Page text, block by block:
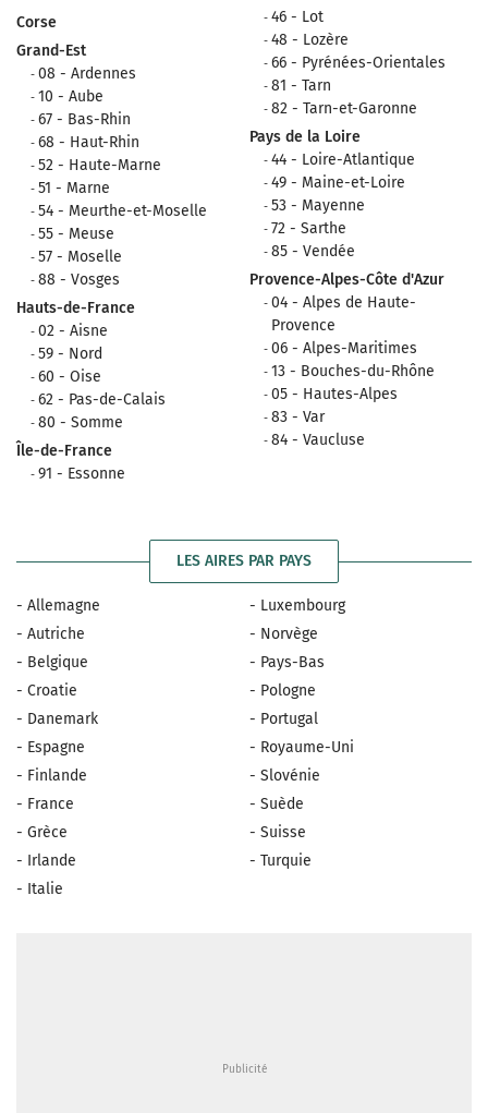
Corse
Grand-Est
08 - Ardennes
10 - Aube
67 - Bas-Rhin
68 - Haut-Rhin
52 - Haute-Marne
51 - Marne
54 - Meurthe-et-Moselle
55 - Meuse
57 - Moselle
88 - Vosges
Hauts-de-France
02 - Aisne
59 - Nord
60 - Oise
62 - Pas-de-Calais
80 - Somme
Île-de-France
91 - Essonne
46 - Lot
48 - Lozère
66 - Pyrénées-Orientales
81 - Tarn
82 - Tarn-et-Garonne
Pays de la Loire
44 - Loire-Atlantique
49 - Maine-et-Loire
53 - Mayenne
72 - Sarthe
85 - Vendée
Provence-Alpes-Côte d'Azur
04 - Alpes de Haute-
Provence
06 - Alpes-Maritimes
13 - Bouches-du-Rhône
05 - Hautes-Alpes
83 - Var
84 - Vaucluse
LES AIRES PAR PAYS
- Allemagne
- Autriche
- Belgique
- Croatie
- Danemark
- Espagne
- Finlande
- France
- Grèce
- Irlande
- Italie
- Luxembourg
- Norvège
- Pays-Bas
- Pologne
- Portugal
- Royaume-Uni
- Slovénie
- Suède
- Suisse
- Turquie